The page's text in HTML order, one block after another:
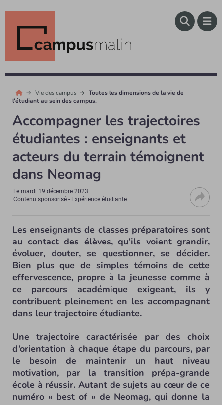
Vie des campus
Toutes les dimensions de la vie de
l'étudiant au sein des campus.
Accompagner les trajectoires
étudiantes : enseignants et
acteurs du terrain témoignent
dans Neomag
Lemardi 19 décembre 2023
Contenu sponsorisé - Expérience étudiante
Les enseignants de classes préparatoires sont
au contact des élèves, qu’ils voient grandir,
évoluer, douter, se questionner, se décider.
Bien plus que de simples témoins de cette
effervescence, propre à la jeunesse comme à
ce parcours académique exigeant, ils y
contribuent pleinement en les accompagnant
dans leur trajectoire étudiante.
Une trajectoire caractérisée par des choix
d’orientation à chaque étape du parcours, par
le besoin de maintenir un haut niveau
motivation, par la transition prépa-grande
école à réussir. Autant de sujets au cœur de ce
numéro « best of » de Neomag, qui donne la